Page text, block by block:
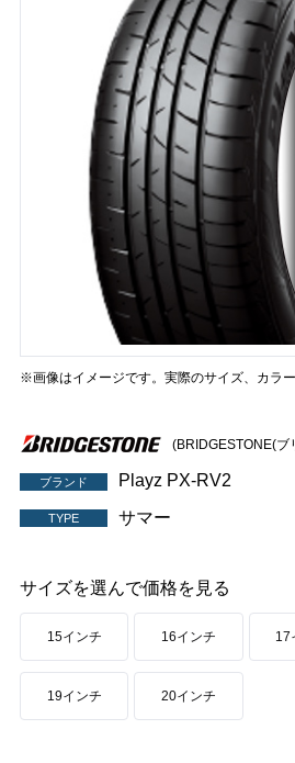
※画像はイメージです。実際のサイズ、カラ
(BRIDGESTONE(ブ
ブランド Playz PX-RV2
TYPE サマー
サイズを選んで価格を見る
15インチ 16インチ 17
19インチ 20インチ